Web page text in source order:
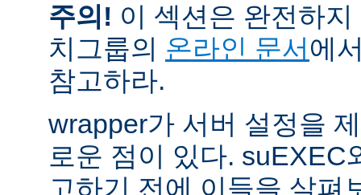
주의! 이 섹션은 완전하
치그룹의 온라인 문서에
참고하라.
wrapper가 서버 설정을
로운 점이 있다. suEXEC
고하기 전에 이들을 살펴